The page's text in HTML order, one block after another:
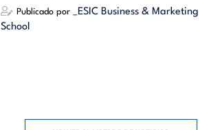
Publicado por
_ESIC Business & Marketing
School